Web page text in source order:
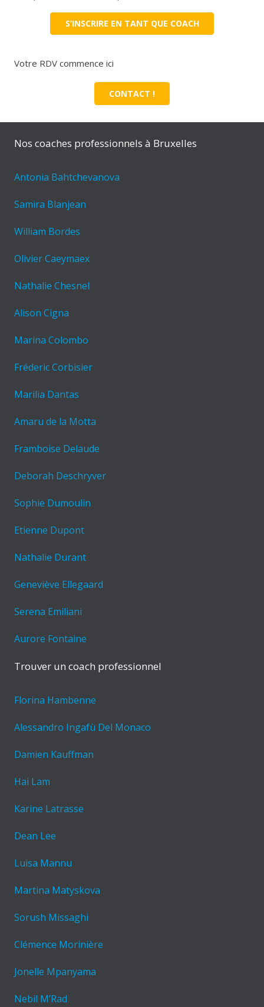
S’INSCRIRE EN TANT QUE COACH
Votre RDV commence ici
CONTACT !
Nos coaches professionnels à Bruxelles
Antonia Bahtchevanova
Samira Blanjean
William Bordes
Olivier Caeymaex
Nathalie Chesnel
Alison Cigna
Marina Colombo
Fréderic Corbisier
Marilia Dantas
Amaru de la Motta
Framboise Delaude
Deborah Deschryver
Sophie Dumoulin
Etienne Dupont
Nathalie Durant
Geneviève Ellegaard
Serena Emiliani
Aurore Fontaine
Trouver un coach professionnel
Florina Hambenne
Alessandro Ingafù Del Monaco
Damien Kauffman
Hai Lam
Karine Latrasse
Dean Lee
Luisa Mannu
Martina Matyskova
Sorush Missaghi
Clémence Morinière
Jonelle Mpanyama
Nebil M’Rad